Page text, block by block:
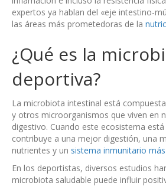
expertos ya hablan del «eje intestino-
las áreas más prometedoras de la
¿Qué es la
deportiva?
La microbiota intestinal está
y otros microorganismos que viven en
digestivo. Cuando este ecosistema
contribuye a una mejor digestión, una
nutrientes y un sistema inmunitario
En los deportistas, diversos estudios
microbiota saludable puede influir